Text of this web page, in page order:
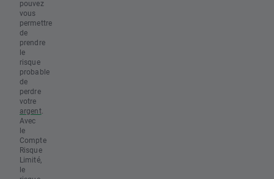
pouvez
vous
permettre
de
prendre
le
risque
probable
de
perdre
votre
argent.
Avec
le
Compte
Risque
Limité,
le